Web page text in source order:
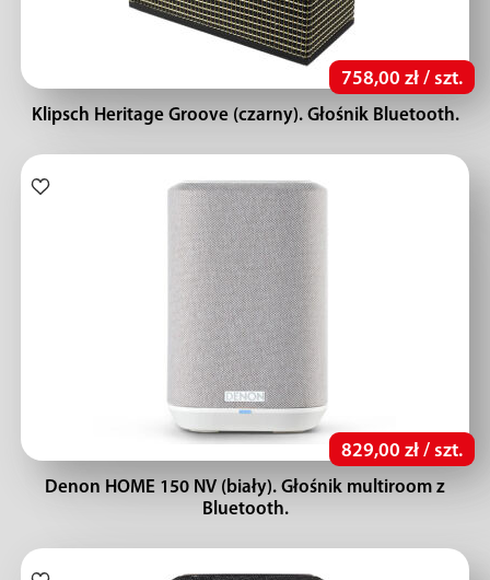
758,00 zł / szt.
Klipsch Heritage Groove (czarny). Głośnik Bluetooth.
829,00 zł / szt.
Denon HOME 150 NV (biały). Głośnik multiroom z
Bluetooth.